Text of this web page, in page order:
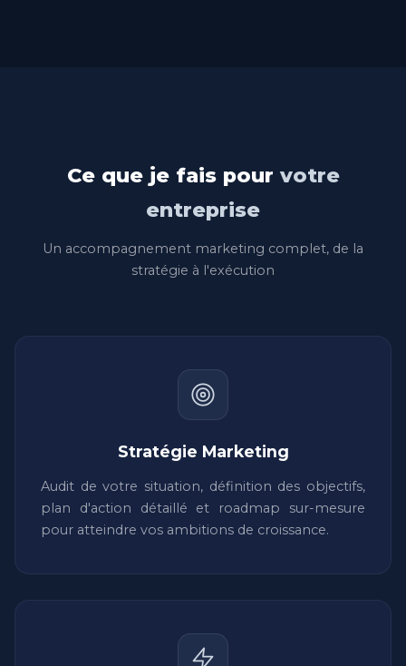
Ce que je fais pour votre
entreprise
Un accompagnement marketing complet, de la
stratégie à l'exécution
Stratégie Marketing
Audit de votre situation, définition des objectifs,
plan d'action détaillé et roadmap sur-mesure
pour atteindre vos ambitions de croissance.